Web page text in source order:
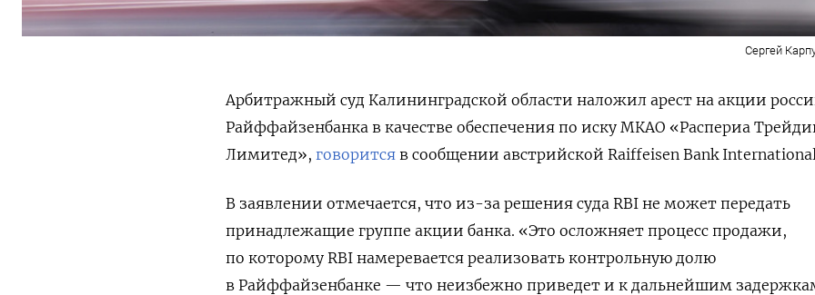
Сергей
Арбитражный суд Калининградской области наложил арест на акции
Райффайзенбанка в качестве обеспечения по иску МКАО «Распериа
Лимитед», говорится в сообщении австрийской Raiffeisen Bank
В заявлении отмечается, что из-за решения суда RBI не может передать
принадлежащие группе акции банка. «Это осложняет процесс продажи,
по которому RBI намеревается реализовать контрольную долю
в Райффайзенбанке — что неизбежно приведет и к дальнейшим